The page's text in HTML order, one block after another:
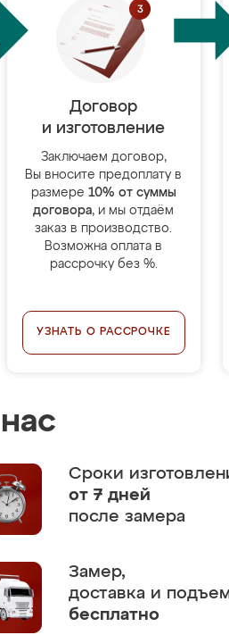
Договор
и изготовление
Заключаем договор,
Вы вносите предоплату в
размере 10% от суммы
договора, и мы отдаём
заказ в производство.
Возможна оплата в
рассрочку без %.
УЗНАТЬ О РАССРОЧКЕ
Сроки
от 7 дней
после замера
Замер,
доставка и
бесплатно